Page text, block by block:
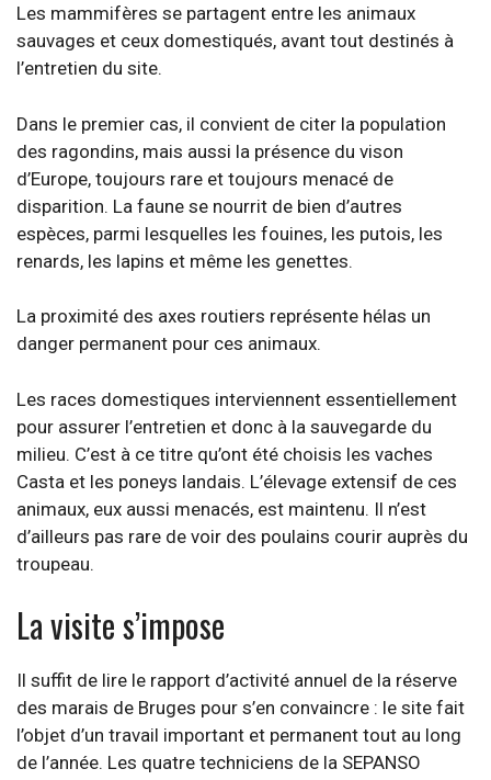
Les mammifères se partagent entre les animaux
sauvages et ceux domestiqués, avant tout destinés à
l’entretien du site.
Dans le premier cas, il convient de citer la population
des ragondins, mais aussi la présence du vison
d’Europe, toujours rare et toujours menacé de
disparition. La faune se nourrit de bien d’autres
espèces, parmi lesquelles les fouines, les putois, les
renards, les lapins et même les genettes.
La proximité des axes routiers représente hélas un
danger permanent pour ces animaux.
Les races domestiques interviennent essentiellement
pour assurer l’entretien et donc à la sauvegarde du
milieu. C’est à ce titre qu’ont été choisis les vaches
Casta et les poneys landais. L’élevage extensif de ces
animaux, eux aussi menacés, est maintenu. Il n’est
d’ailleurs pas rare de voir des poulains courir auprès du
troupeau.
La visite s’impose
Il suffit de lire le rapport d’activité annuel de la réserve
des marais de Bruges pour s’en convaincre : le site fait
l’objet d’un travail important et permanent tout au long
de l’année. Les quatre techniciens de la SEPANSO